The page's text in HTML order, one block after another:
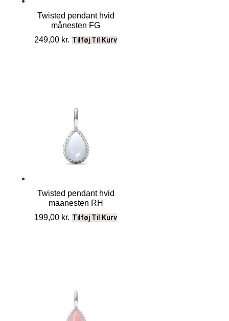
Twisted pendant hvid
månesten FG
249,00 kr. Tilføj Til Kurv
Twisted pendant hvid
maanesten RH
199,00 kr. Tilføj Til Kurv